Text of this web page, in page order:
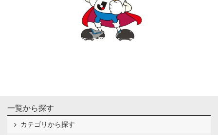
一覧から探す
カテゴリから探す